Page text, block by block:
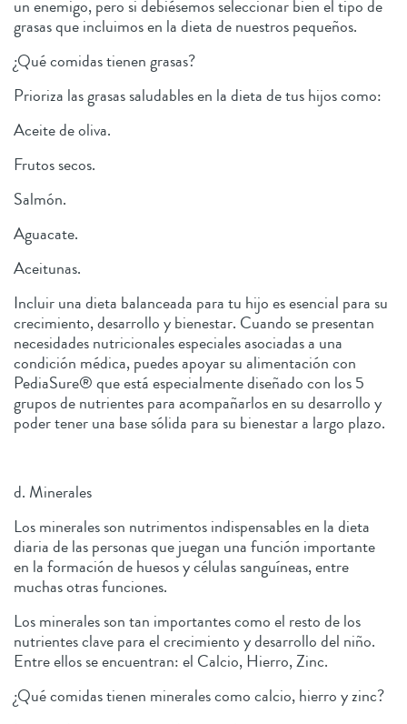
un enemigo, pero si debiésemos seleccionar bien el tipo de
grasas que incluimos en la dieta de nuestros pequeños.
¿Qué comidas tienen grasas?
Prioriza las grasas saludables en la dieta de tus hijos como:
Aceite de oliva.
Frutos secos.
Salmón.
Aguacate.
Aceitunas.
Incluir una dieta balanceada para tu hijo es esencial para su
crecimiento, desarrollo y bienestar. Cuando se presentan
necesidades nutricionales especiales asociadas a una
condición médica, puedes apoyar su alimentación con
PediaSure® que está especialmente diseñado con los 5
grupos de nutrientes para acompañarlos en su desarrollo y
poder tener una base sólida para su bienestar a largo plazo.
d. Minerales
Los minerales son nutrimentos indispensables en la dieta
diaria de las personas que juegan una función importante
en la formación de huesos y células sanguíneas, entre
muchas otras funciones.
Los minerales son tan importantes como el resto de los
nutrientes clave para el crecimiento y desarrollo del niño.
Entre ellos se encuentran: el Calcio, Hierro, Zinc.
¿Qué comidas tienen minerales como calcio, hierro y zinc?